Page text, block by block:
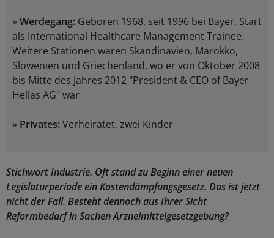
» Werdegang: Geboren 1968, seit 1996 bei Bayer, Start
als International Healthcare Management Trainee.
Weitere Stationen waren Skandinavien, Marokko,
Slowenien und Griechenland, wo er von Oktober 2008
bis Mitte des Jahres 2012 "President & CEO of Bayer
Hellas AG" war
» Privates:Verheiratet, zwei Kinder
Stichwort Industrie. Oft stand zu Beginn einer neuen
Legislaturperiode ein Kostendämpfungsgesetz. Das ist jetzt
nicht der Fall. Besteht dennoch aus Ihrer Sicht
Reformbedarf in Sachen Arzneimittelgesetzgebung?